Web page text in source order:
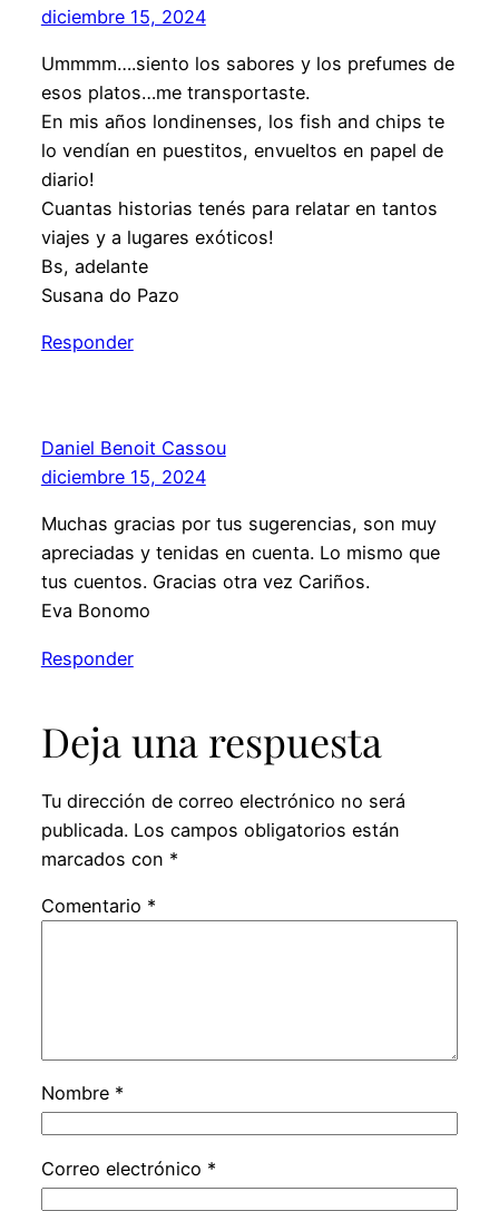
diciembre 15, 2024
Ummmm….siento los sabores y los prefumes de
esos platos…me transportaste.
En mis años londinenses, los fish and chips te
lo vendían en puestitos, envueltos en papel de
diario!
Cuantas historias tenés para relatar en tantos
viajes y a lugares exóticos!
Bs, adelante
Susana do Pazo
Responder
Daniel Benoit Cassou
diciembre 15, 2024
Muchas gracias por tus sugerencias, son muy
apreciadas y tenidas en cuenta. Lo mismo que
tus cuentos. Gracias otra vez Cariños.
Eva Bonomo
Responder
Deja una respuesta
Tu dirección de correo electrónico no será
publicada. Los campos obligatorios están
marcados con *
Comentario *
Nombre *
Correo electrónico *